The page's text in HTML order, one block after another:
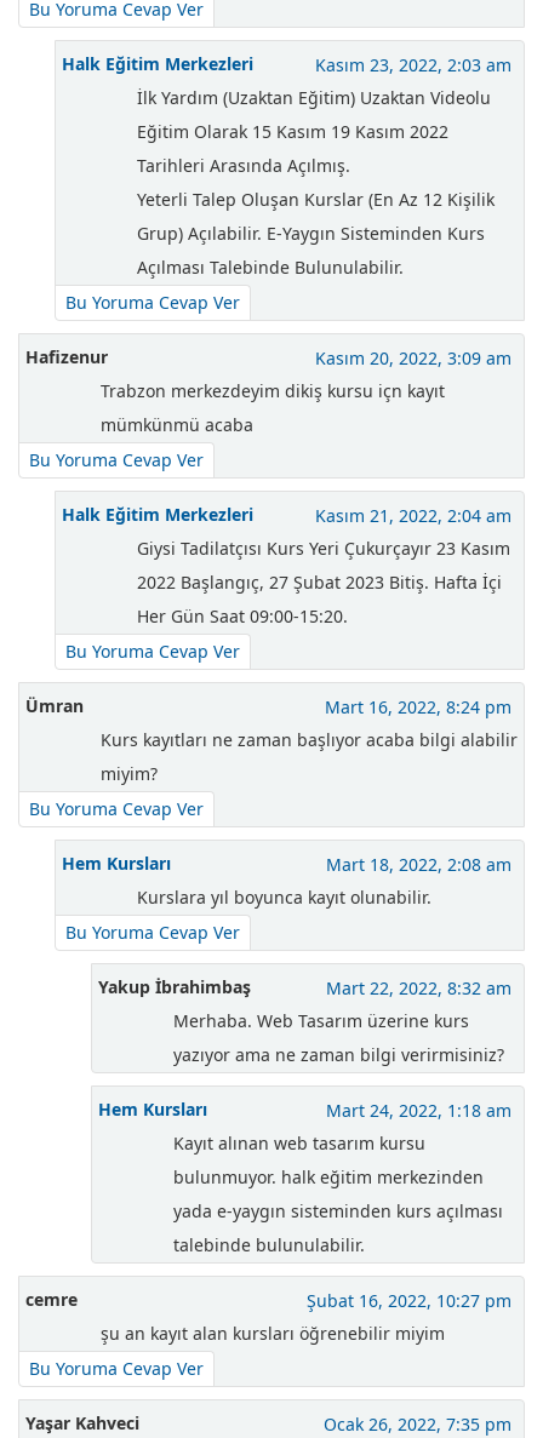
Bu Yoruma Cevap Ver
Halk Eğitim Merkezleri
Kasım 23, 2022, 2:03 am
İlk Yardım (Uzaktan Eğitim) Uzaktan Videolu
Eğitim Olarak 15 Kasım 19 Kasım 2022
Tarihleri Arasında Açılmış.
Yeterli Talep Oluşan Kurslar (En Az 12 Kişilik
Grup) Açılabilir. E-Yaygın Sisteminden Kurs
Açılması Talebinde Bulunulabilir.
Bu Yoruma Cevap Ver
Hafizenur
Kasım 20, 2022, 3:09 am
Trabzon merkezdeyim dikiş kursu içn kayıt
mümkünmü acaba
Bu Yoruma Cevap Ver
Halk Eğitim Merkezleri
Kasım 21, 2022, 2:04 am
Giysi Tadilatçısı Kurs Yeri Çukurçayır 23 Kasım
2022 Başlangıç, 27 Şubat 2023 Bitiş. Hafta İçi
Her Gün Saat 09:00-15:20.
Bu Yoruma Cevap Ver
Ümran
Mart 16, 2022, 8:24 pm
Kurs kayıtları ne zaman başlıyor acaba bilgi alabilir
miyim?
Bu Yoruma Cevap Ver
Hem Kursları
Mart 18, 2022, 2:08 am
Kurslara yıl boyunca kayıt olunabilir.
Bu Yoruma Cevap Ver
Yakup İbrahimbaş
Mart 22, 2022, 8:32 am
Merhaba. Web Tasarım üzerine kurs
yazıyor ama ne zaman bilgi verirmisiniz?
Hem Kursları
Mart 24, 2022, 1:18 am
Kayıt alınan web tasarım kursu
bulunmuyor. halk eğitim merkezinden
yada e-yaygın sisteminden kurs açılması
talebinde bulunulabilir.
cemre
Şubat 16, 2022, 10:27 pm
şu an kayıt alan kursları öğrenebilir miyim
Bu Yoruma Cevap Ver
Yaşar Kahveci
Ocak 26, 2022, 7:35 pm